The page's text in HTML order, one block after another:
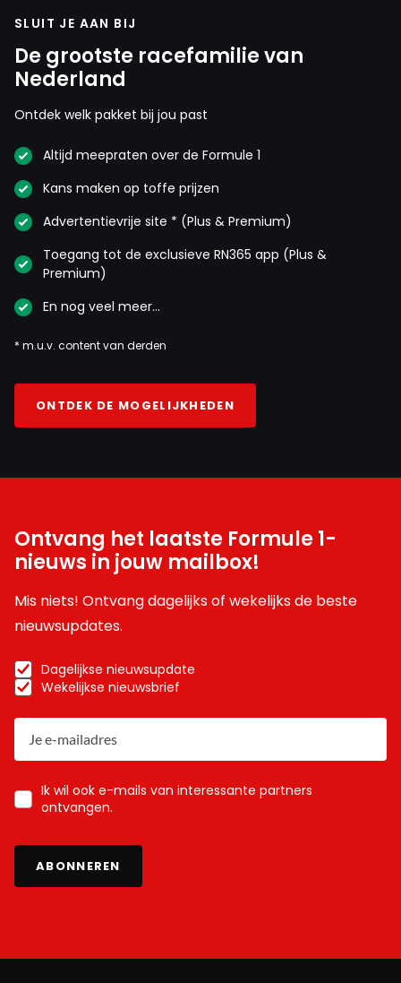
SLUIT JE AAN BIJ
De grootste racefamilie van
Nederland
Ontdek welk pakket bij jou past
Altijd meepraten over de Formule 1
Kans maken op toffe prijzen
Advertentievrije site * (Plus & Premium)
Toegang tot de exclusieve RN365 app (Plus &
Premium)
En nog veel meer…
* m.u.v. content van derden
ONTDEK DE MOGELIJKHEDEN
Ontvang het laatste Formule 1-
nieuws in jouw mailbox!
Mis niets! Ontvang dagelijks of wekelijks de beste
nieuwsupdates.
Dagelijkse nieuwsupdate
Wekelijkse nieuwsbrief
Ik wil ook e-mails van interessante partners
ontvangen.
ABONNEREN